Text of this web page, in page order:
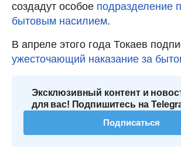
создадут особое подразделение
бытовым насилием.
В апреле этого года Токаев
ужесточающий наказание за
Эксклюзивный контент и
для вас! Подпишитесь на
Подписаться